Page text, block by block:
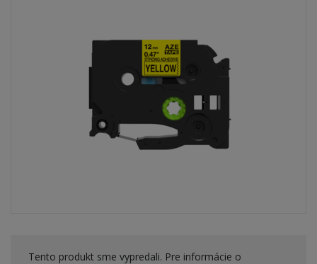
Tento produkt sme vypredali. Pre informácie o